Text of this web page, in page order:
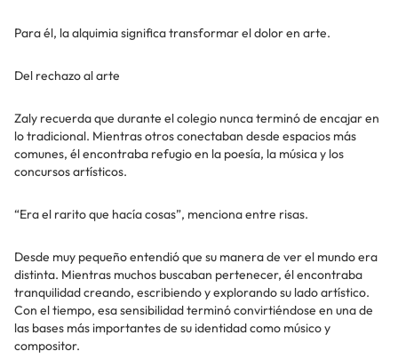
Para él, la alquimia significa transformar el dolor en arte.
Del rechazo al arte
Zaly recuerda que durante el colegio nunca terminó de encajar en
lo tradicional. Mientras otros conectaban desde espacios más
comunes, él encontraba refugio en la poesía, la música y los
concursos artísticos.
“Era el rarito que hacía cosas”, menciona entre risas.
Desde muy pequeño entendió que su manera de ver el mundo era
distinta. Mientras muchos buscaban pertenecer, él encontraba
tranquilidad creando, escribiendo y explorando su lado artístico.
Con el tiempo, esa sensibilidad terminó convirtiéndose en una de
las bases más importantes de su identidad como músico y
compositor.